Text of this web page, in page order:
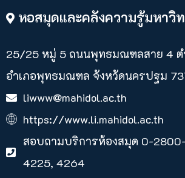
หอสมุดและคลังความรู้มหาวิ
25/25 หมู่ 5 ถนนพุทธมณฑลสาย 4 ต
อำเภอพุทธมณฑล จังหวัดนครปฐม
liwww@mahidol.ac.th
https://www.li.mahidol.ac.th
สอบถามบริการห้องสมุด 0-
4225, 4264